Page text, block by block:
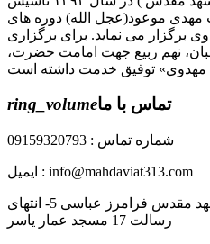
مهدی موعود(عجل الله) دوره های
برگزار می نماید. برای برگزاری
نهم ربیع جهت امامت حضرت،
ring_volumeتماس با ما
شماره تماس : 09159320793
ایمیل : info@mahdaviat313.com
آدرس : خراسان رضوی- مشهد مقدس فرامرز عباسی 5- انتهای
رسالت 17 مسجد عمار یاسر